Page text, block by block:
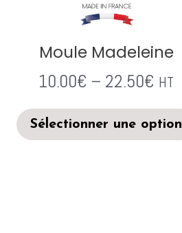
Moule Madeleine
10.00€ – 22.50€ HT
Sélectionner une option